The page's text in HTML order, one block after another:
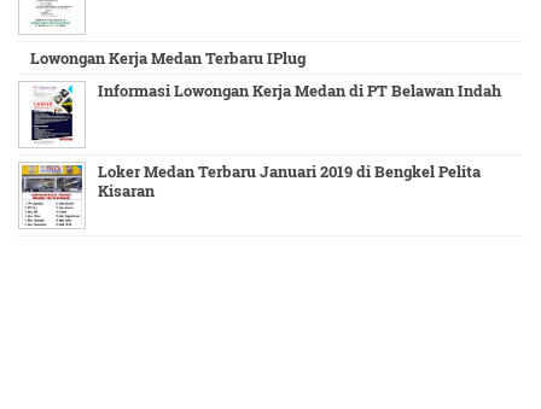
Lowongan Kerja Medan Terbaru IPlug
Informasi Lowongan Kerja Medan di PT Belawan Indah
Loker Medan Terbaru Januari 2019 di Bengkel Pelita
Kisaran